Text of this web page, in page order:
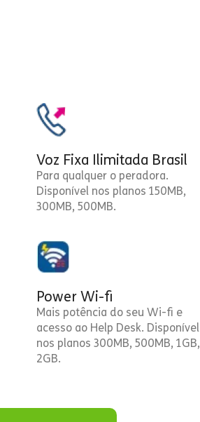
Voz Fixa Ilimitada Brasil
Para qualquer o peradora.
Disponível nos planos 150MB,
300MB, 500MB.
Power Wi-fi
Mais potência do seu Wi-fi e
acesso ao Help Desk. Disponível
nos planos 300MB, 500MB, 1GB,
2GB.